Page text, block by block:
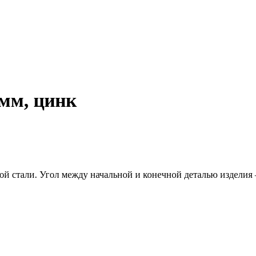
цинк
стали. Угол между начальной и конечной деталью